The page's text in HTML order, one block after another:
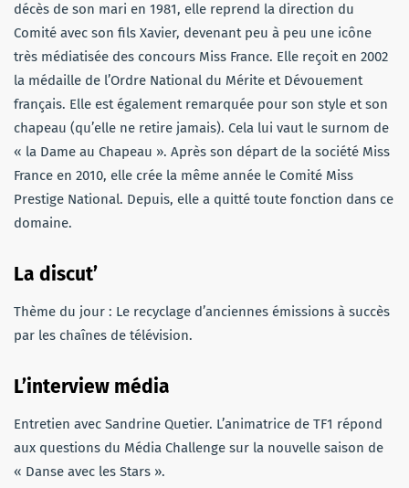
décès de son mari en 1981, elle reprend la direction du
Comité avec son fils Xavier, devenant peu à peu une icône
très médiatisée des concours Miss France. Elle reçoit en 2002
la médaille de l’Ordre National du Mérite et Dévouement
français. Elle est également remarquée pour son style et son
chapeau (qu’elle ne retire jamais). Cela lui vaut le surnom de
« la Dame au Chapeau ». Après son départ de la société Miss
France en 2010, elle crée la même année le Comité Miss
Prestige National. Depuis, elle a quitté toute fonction dans ce
domaine.
La discut’
Thème du jour : Le recyclage d’anciennes émissions à succès
par les chaînes de télévision.
L’interview média
Entretien avec Sandrine Quetier. L’animatrice de TF1 répond
aux questions du Média Challenge sur la nouvelle saison de
« Danse avec les Stars ».